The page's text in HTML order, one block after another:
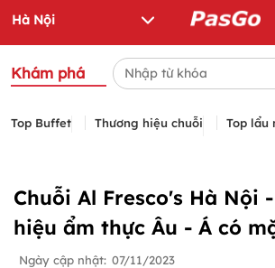
Khám phá
Top Buffet Thương hiệu chuỗi Top lẩu
Chuỗi Al Fresco's Hà Nội
hiệu ẩm thực Âu - Á có
Ngày cập nhật: 07/11/2023